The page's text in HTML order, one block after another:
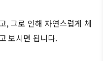
, 그로 인해 자연스럽게 체
보시면 됩니다.